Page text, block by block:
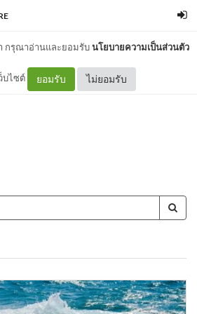
กรุณาอ่านและยอมรับนโยบายความเป็นส่วนตัว
บไซต์ ยอมรับ ไม่ยอมรับ